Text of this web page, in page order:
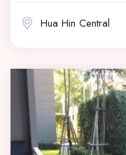
Hua Hin Central